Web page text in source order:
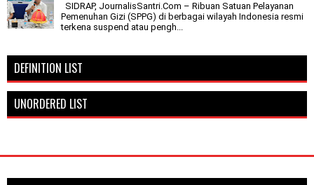
SIDRAP, JournalisSantri.Com – Ribuan Satuan Pelayanan
Pemenuhan Gizi (SPPG) di berbagai wilayah Indonesia resmi
terkena suspend atau pengh...
DEFINITION LIST
UNORDERED LIST